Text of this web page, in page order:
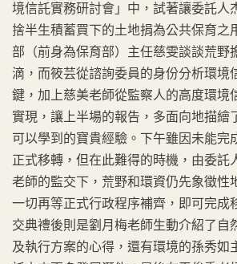
境信託實務研討會」中，試著讓委託人
捨半生積蓄買下的土地捐為公共保育之
部（前身為保育部）主任慈雯談談荒野
滴，而筱芸從諮詢委員的身份分析環境
鍵，加上慈美老師從監察人的高度環境
實現，讓上半場的報告，多面向地描繪
可以學到的寶貴經驗。下午雖因未能完
正式移轉，但在此難得的時機，由委託
老師的監交下，荒野和環資仍先象徵性
一切再等正式行政程序補齊，即可完成
交典禮後則是劉月梅老師生動介紹了自
及執行方案的心得，還有環境的孫秀如